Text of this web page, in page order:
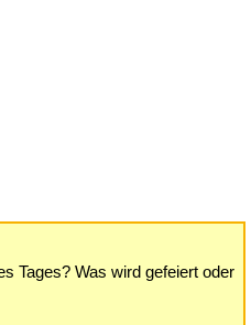
Tages? Was wird gefeiert oder